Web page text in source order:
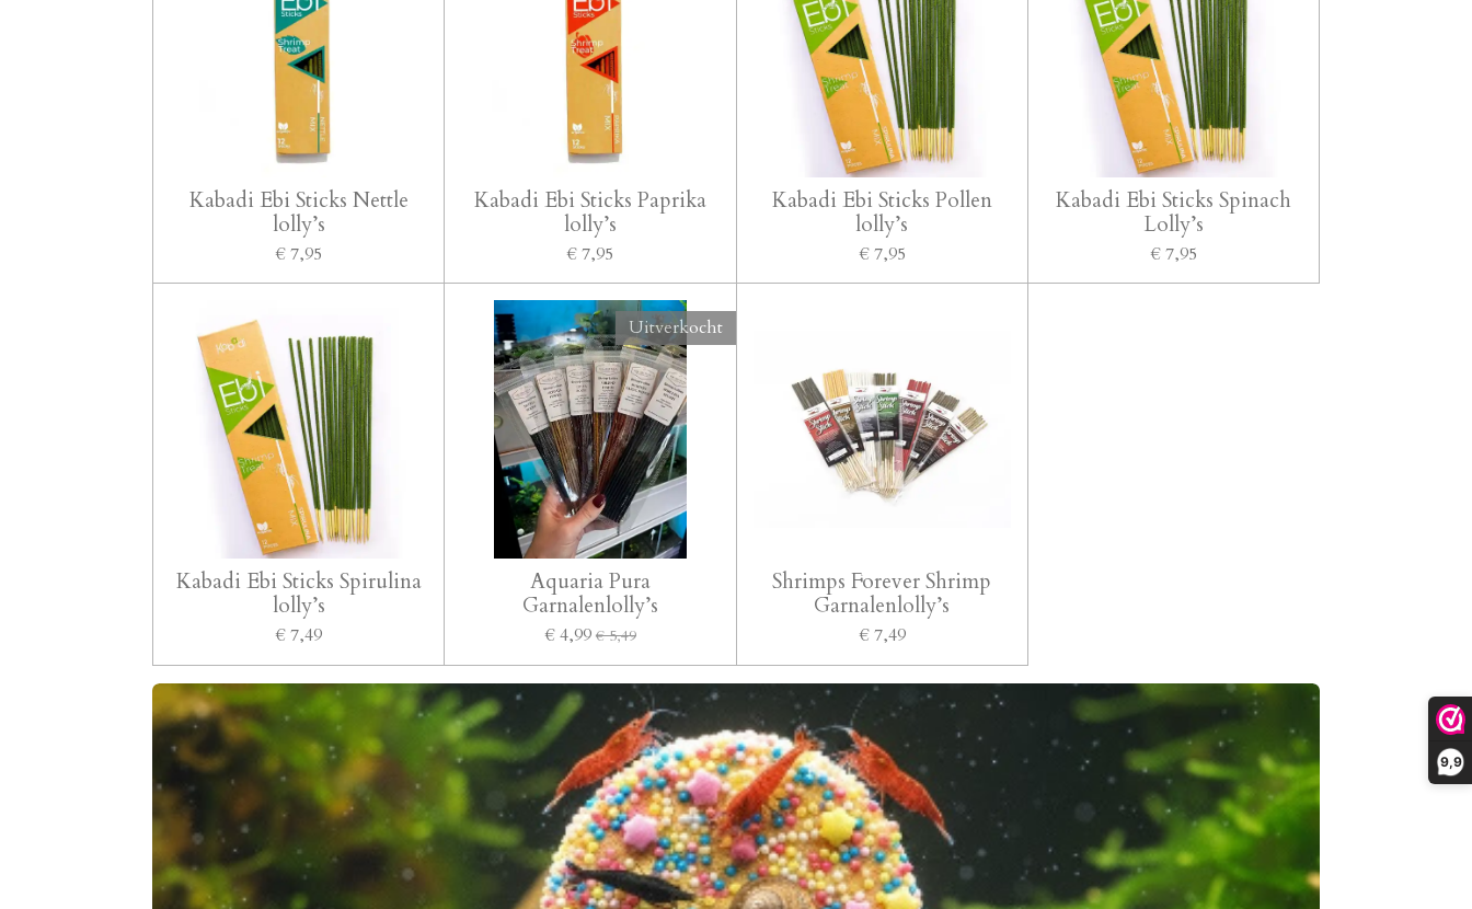
9,9
Kabadi Ebi Sticks Nettle
lolly’s
€ 7,95
Kabadi Ebi Sticks Paprika
lolly’s
€ 7,95
Kabadi Ebi Sticks Pollen
lolly’s
€ 7,95
Kabadi Ebi Sticks Spinach
Lolly’s
€ 7,95
Kabadi Ebi Sticks Spirulina
lolly’s
€ 7,49
Uitverkocht
Aquaria Pura
Garnalenlolly’s
€ 4,99 € 5,49
Shrimps Forever Shrimp
Garnalenlolly’s
€ 7,49